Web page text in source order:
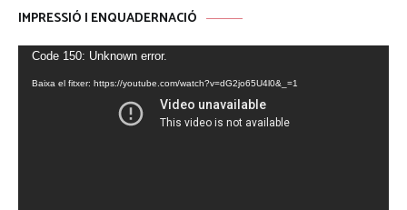
IMPRESSIÓ I ENQUADERNACIÓ
Reproductor
vídeo
Code 150: Unknown error.
Baixa el fitxer: https://youtube.com/watch?v=dG2jo65U4l0&_=1